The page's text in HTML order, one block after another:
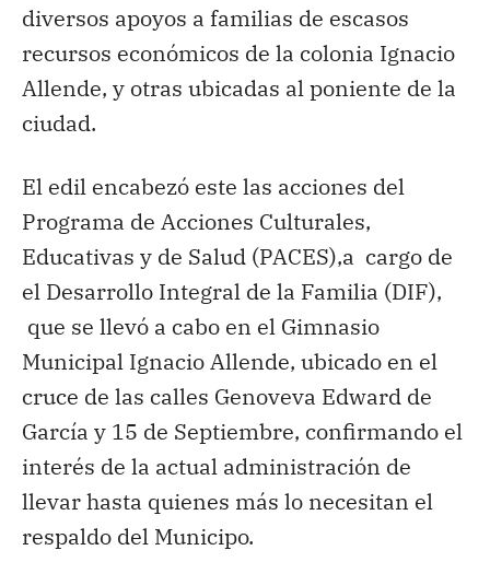
diversos apoyos a familias de escasos
recursos económicos de la colonia Ignacio
Allende, y otras ubicadas al poniente de la
ciudad.
El edil encabezó este las acciones del
Programa de Acciones Culturales,
Educativas y de Salud (PACES),a cargo de
el Desarrollo Integral de la Familia (DIF),
que se llevó a cabo en el Gimnasio
Municipal Ignacio Allende, ubicado en el
cruce de las calles Genoveva Edward de
García y 15 de Septiembre, confirmando el
interés de la actual administración de
llevar hasta quienes más lo necesitan el
respaldo del Municipo.